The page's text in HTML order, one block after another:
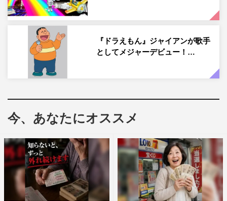
＜午後5時から放送「竜宮城の八日間」＞
夏休みのグループ研究で“浦島太郎のナゾ”について調べた
いというのび太（声・大原めぐみ）。そこで、ドラえもん
ころ、浦島太郎という人物が本当にいたことが分かる。
早速『タイムマシン』で浦島太郎が行方不明になったとい
う1049年の夏の海岸へと向かったのび太たちは、到着し
た海岸で、子供たちがカメをいじめているところに出くわ
す。すると、そこに一人の男が現れ、子供たちからカメを
奪ってしまう。
しずか（声・かかずゆみ）は持っていたブローチを男に渡
『ドラえもん』ジャイアンが歌手
としてメジャーデビュー！…
今、あなたにオススメ